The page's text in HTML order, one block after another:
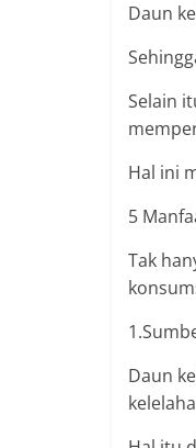
Daun
Selain
Hal ini
5
Tak
Daun